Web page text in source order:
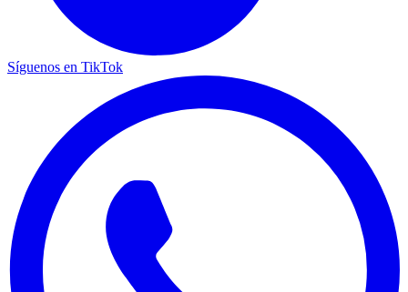
Síguenos en TikTok